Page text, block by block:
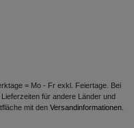
= Mo - Fr exkl. Feiertage. Bei
für andere Länder und
mit den Versandinformationen